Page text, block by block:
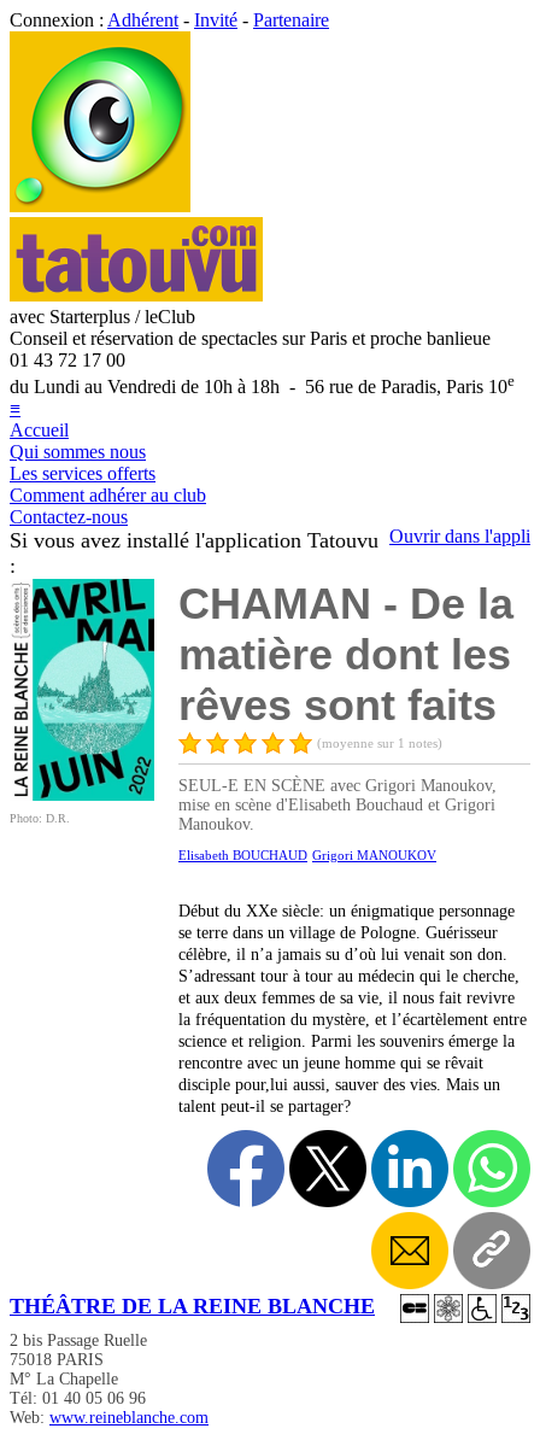
Connexion : Adhérent - Invité - Partenaire
avec Starterplus / leClub
Conseil et réservation de spectacles sur Paris et proche banlieue
01 43 72 17 00
du Lundi au Vendredi de 10h à 18h - 56 rue de Paradis, Paris 10e
≡
Accueil
Qui sommes nous
Les services offerts
Comment adhérer au club
Contactez-nous
Ouvrir dans l'appli
Si vous avez installé l'application Tatouvu
:
Photo: D.R.
CHAMAN - De la
matière dont les
rêves sont faits
(moyenne sur 1 notes)
SEUL-E EN SCÈNE avec Grigori Manoukov,
mise en scène d'Elisabeth Bouchaud et Grigori
Manoukov.
Elisabeth BOUCHAUD Grigori MANOUKOV
Début du XXe siècle: un énigmatique personnage
se terre dans un village de Pologne. Guérisseur
célèbre, il n’a jamais su d’où lui venait son don.
S’adressant tour à tour au médecin qui le cherche,
et aux deux femmes de sa vie, il nous fait revivre
la fréquentation du mystère, et l’écartèlement entre
science et religion. Parmi les souvenirs émerge la
rencontre avec un jeune homme qui se rêvait
disciple pour,lui aussi, sauver des vies. Mais un
talent peut-il se partager?
THÉÂTRE DE LA REINE BLANCHE
2 bis Passage Ruelle
75018 PARIS
M° La Chapelle
Tél: 01 40 05 06 96
Web: www.reineblanche.com